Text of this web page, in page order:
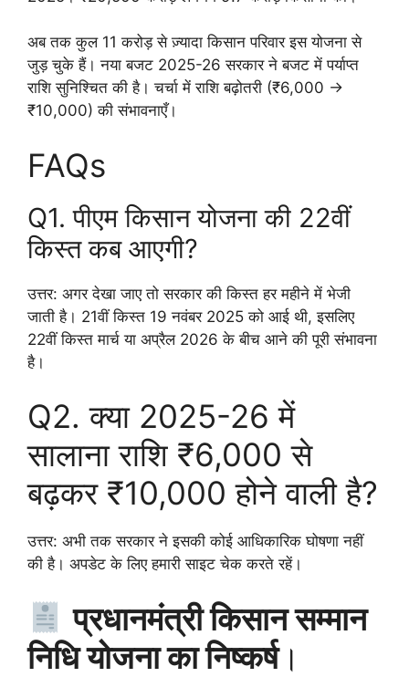
अब तक कुल 11 करोड़ से ज़्यादा किसान परिवार इस योजना से
जुड़ चुके हैं। नया बजट 2025-26 सरकार ने बजट में पर्याप्त
राशि सुनिश्चित की है। चर्चा में राशि बढ़ोतरी (₹6,000 →
₹10,000) की संभावनाएँ।
FAQs
Q1. पीएम किसान योजना की 22वीं
किस्त कब आएगी?
उत्तर: अगर देखा जाए तो सरकार की किस्त हर महीने में भेजी
जाती है। 21वीं किस्त 19 नवंबर 2025 को आई थी, इसलिए
22वीं किस्त मार्च या अप्रैल 2026 के बीच आने की पूरी संभावना
है।
Q2. क्या 2025-26 में
सालाना राशि ₹6,000 से
बढ़कर ₹10,000 होने वाली है?
उत्तर: अभी तक सरकार ने इसकी कोई आधिकारिक घोषणा नहीं
की है। अपडेट के लिए हमारी साइट चेक करते रहें।
प्रधानमंत्री किसान सम्मान
निधि योजना का निष्कर्ष।